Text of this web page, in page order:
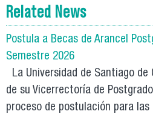
Related News
Postula a Becas de Arancel
Semestre 2026
La Universidad de Santiago de
de su Vicerrectoría de
proceso de postulación para las